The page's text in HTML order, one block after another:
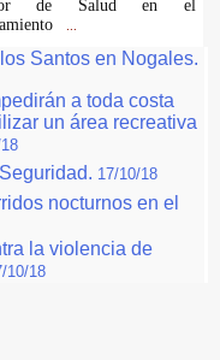
de Salud en el
Santos en Nogales.
a toda costa
un área recreativa
17/10/18
nocturnos en el
la violencia de
10/18